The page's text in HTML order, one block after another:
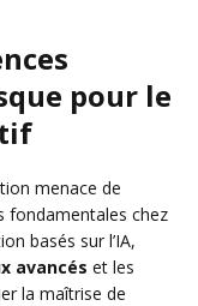
pour le
menace de
fondamentales chez
basés sur l’IA,
avancés et les
la maîtrise de